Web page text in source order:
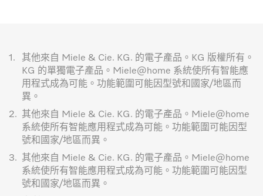
1.
其他來自 Miele & Cie. KG. 的電子產品。KG 版權所有。
KG 的單獨電子產品。Miele@home 系統使所有智能應
用程式成為可能。功能範圍可能因型號和國家/地區而
異。
2.
其他來自 Miele & Cie. KG. 的電子產品。Miele@home
系統使所有智能應用程式成為可能。功能範圍可能因型
號和國家/地區而異。
3.
其他來自 Miele & Cie. KG. 的電子產品。Miele@home
系統使所有智能應用程式成為可能。功能範圍可能因型
號和國家/地區而異。